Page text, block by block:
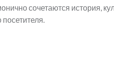
сочетаются история,